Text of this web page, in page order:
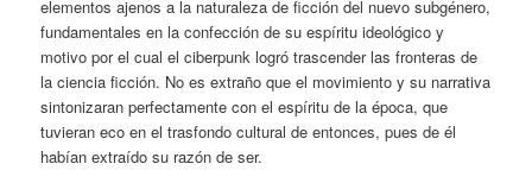
elementos ajenos a la naturaleza de ficción del nuevo subgénero,
fundamentales en la confección de su espíritu ideológico y
motivo por el cual el ciberpunk logró trascender las fronteras de
la ciencia ficción. No es extraño que el movimiento y su narrativa
sintonizaran perfectamente con el espíritu de la época, que
tuvieran eco en el trasfondo cultural de entonces, pues de él
habían extraído su razón de ser.